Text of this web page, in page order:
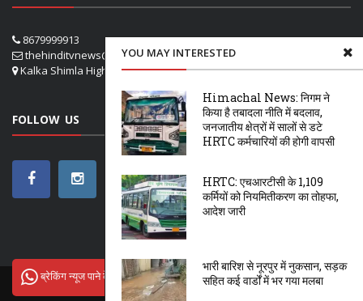
YOU MAY INTERESTED
Himachal News: निगम ने
किया है तबादला नीति में बदलाव,
जनजातीय क्षेत्रों में सालों से डटे
HRTC कर्मचारियों की होगी वापसी
HRTC: एचआरटीसी के 1,109
कर्मियों को नियमितीकरण का तोहफा,
आदेश जारी
भारी बारिश से नूरपुर में नुकसान, सड़क
सहित कई वार्डों में भर गया मलबा
8679999913
thehinditvnews@gmail.com
Kalka Shimla Highway- VPO Panog, SHOGHI SHIMLA
FOLLOW US
ब्रेकिंग न्यूज पाने के लिए Hindi tv News से जुड़ें
शिमला सोलन NETFLIX OTT